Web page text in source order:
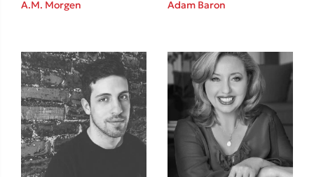
Sebastian Fitzek
Playlist
A.M. Morgen Adam Baron